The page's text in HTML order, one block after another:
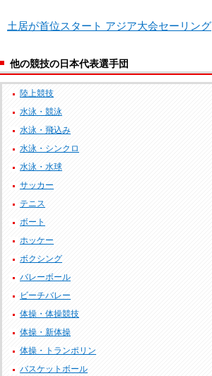
土居が首位スタート アジア大会セーリング
他の競技の日本代表選手団
陸上競技
水泳・競泳
水泳・飛込み
水泳・シンクロ
水泳・水球
サッカー
テニス
ボート
ホッケー
ボクシング
バレーボール
ビーチバレー
体操・体操競技
体操・新体操
体操・トランポリン
バスケットボール